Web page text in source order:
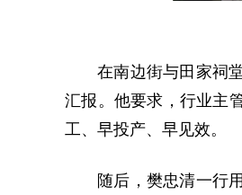
在南边街与田家祠
汇报。他要求，行业主
工、早投产、早见效。
随后，樊忠清一行